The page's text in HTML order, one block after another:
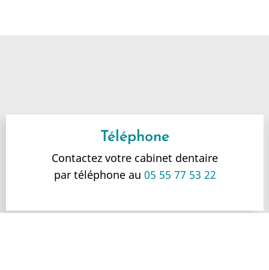
Téléphone
Contactez votre cabinet dentaire
par téléphone au 05 55 77 53 22